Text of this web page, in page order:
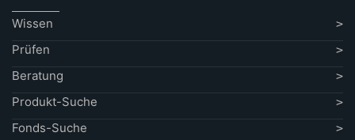
Wissen
Prüfen
Beratung
Produkt-Suche
Fonds-Suche